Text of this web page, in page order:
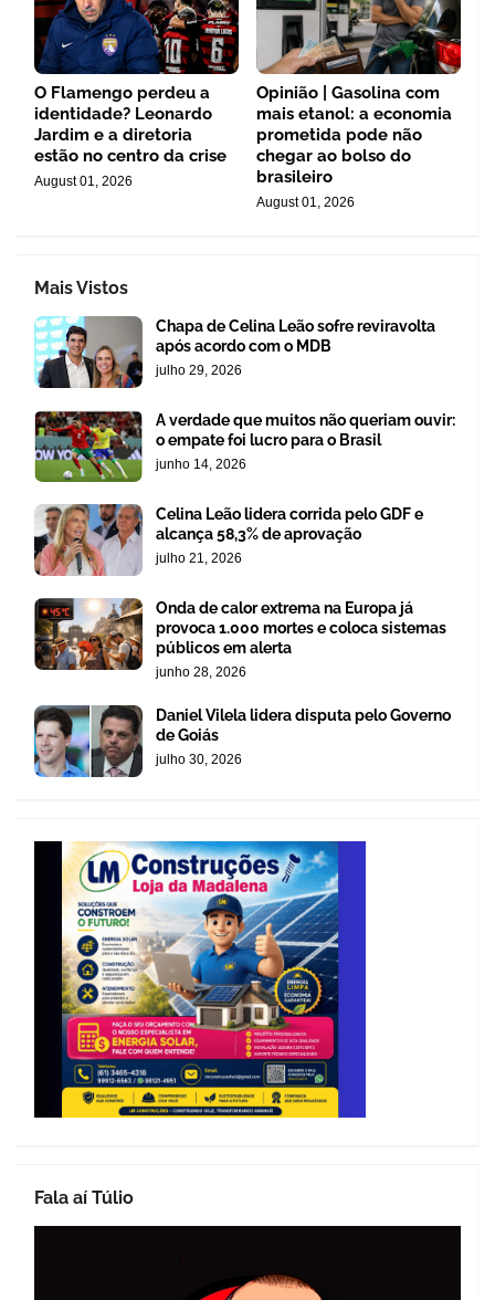
O Flamengo perdeu a
identidade? Leonardo
Jardim e a diretoria
estão no centro da crise
August 01, 2026
Opinião | Gasolina com
mais etanol: a economia
prometida pode não
chegar ao bolso do
brasileiro
August 01, 2026
Mais Vistos
Chapa de Celina Leão sofre reviravolta
após acordo com o MDB
julho 29, 2026
A verdade que muitos não queriam ouvir:
o empate foi lucro para o Brasil
junho 14, 2026
Celina Leão lidera corrida pelo GDF e
alcança 58,3% de aprovação
julho 21, 2026
Onda de calor extrema na Europa já
provoca 1.000 mortes e coloca sistemas
públicos em alerta
junho 28, 2026
Daniel Vilela lidera disputa pelo Governo
de Goiás
julho 30, 2026
Fala aí Túlio